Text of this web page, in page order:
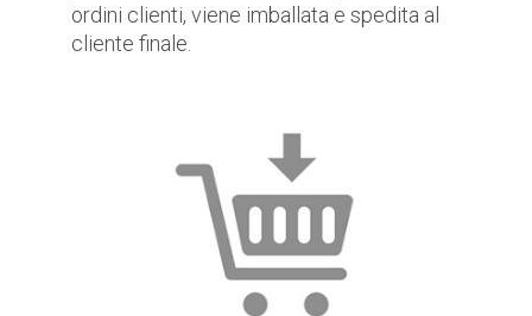
ordini clienti, viene imballata e spedita al
cliente finale.